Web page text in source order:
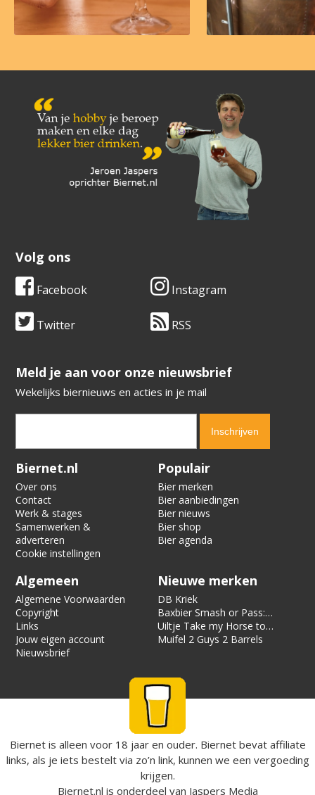
Volg ons
Facebook Instagram
Twitter RSS
​​​​​​​Meld je aan voor onze nieuwsbrief
Wekelijks biernieuws en acties in je mail
Verification code:
Biernet.nl
Over ons
Contact
Werk & stages
Samenwerken &
adverteren
Cookie instellingen
Populair
Bier merken
Bier aanbiedingen
Bier nieuws
Bier shop
Bier agenda
Algemeen
Algemene Voorwaarden
Copyright
Links
Jouw eigen account
Nieuwsbrief
Nieuwe merken
DB Kriek
Baxbier Smash or Pass:
Strata
Uiltje Take my Horse to
the Hotel Room
Muifel 2 Guys 2 Barrels
Biernet is alleen voor 18 jaar en ouder. Biernet bevat affiliate
links, als je iets bestelt via zo’n link, kunnen we een vergoeding
krijgen.
Biernet.nl is onderdeel van Jaspers Media